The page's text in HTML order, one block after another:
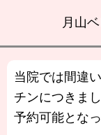
月山
当院では間違
チンにつきま
予約可能とな